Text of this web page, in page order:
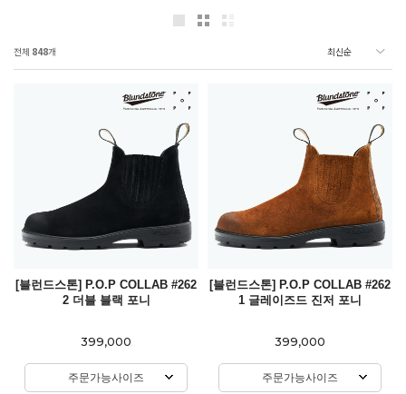
전체 848개
[블런드스톤] P.O.P COLLAB #262
2 더블 블랙 포니
399,000
주문가능사이즈
[블런드스톤] P.O.P COLLAB #262
1 글레이즈드 진저 포니
399,000
주문가능사이즈